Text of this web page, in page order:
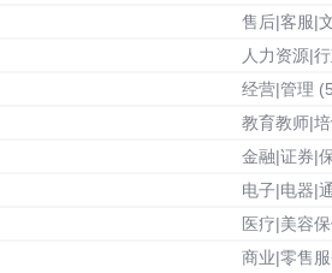
售后|客服|
人力资源|
经营|管理
教育教师|培
金融|证券|
电子|电器|
医疗|美容
商业|零售